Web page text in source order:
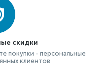
скидки
покупки - персональные
клиентов